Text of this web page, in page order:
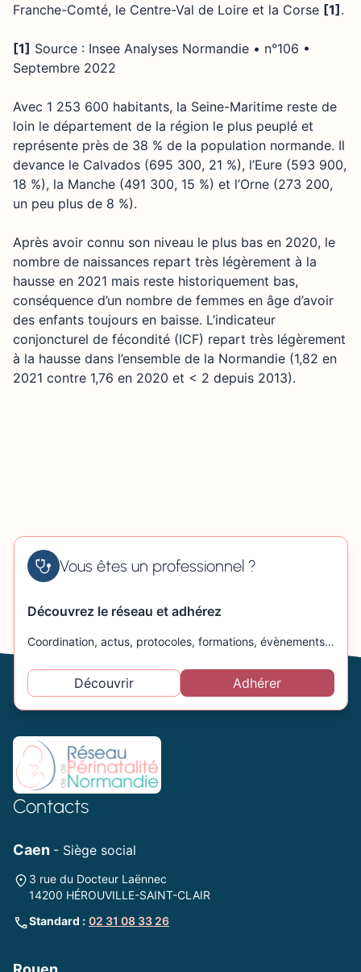
Franche-Comté, le Centre-Val de Loire et la Corse [1] .
[1] Source : Insee Analyses Normandie • n°106 •
Septembre 2022
Avec 1 253 600 habitants, la Seine-Maritime reste de
loin le département de la région le plus peuplé et
représente près de 38 % de la population normande. Il
devance le Calvados (695 300, 21 %), l’Eure (593 900,
18 %), la Manche (491 300, 15 %) et l’Orne (273 200,
un peu plus de 8 %).
Après avoir connu son niveau le plus bas en 2020, le
nombre de naissances repart très légèrement à la
hausse en 2021 mais reste historiquement bas,
conséquence d’un nombre de femmes en âge d’avoir
des enfants toujours en baisse. L’indicateur
conjoncturel de fécondité (ICF) repart très légèrement
à la hausse dans l’ensemble de la Normandie (1,82 en
2021 contre 1,76 en 2020 et < 2 depuis 2013).
Vous êtes un professionnel ?
Découvrez le réseau et adhérez
Coordination, actus, protocoles, formations, évènements…
Découvrir Adhérer
Contacts
Caen - Siège social
3 rue du Docteur Laënnec
14200 HÉROUVILLE-SAINT-CLAIR
Standard : 02 31 08 33 26